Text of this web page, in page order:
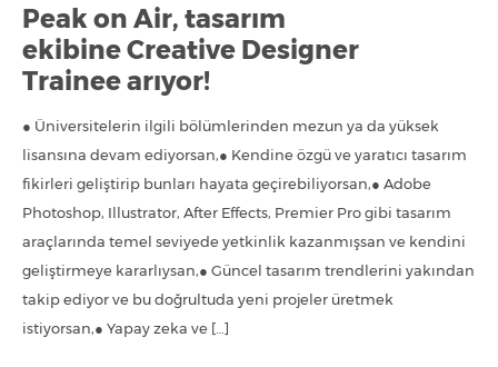
Peak on Air, tasarım
ekibine Creative Designer
Trainee arıyor!
● Üniversitelerin ilgili bölümlerinden mezun ya da yüksek
lisansına devam ediyorsan,● Kendine özgü ve yaratıcı tasarım
fikirleri geliştirip bunları hayata geçirebiliyorsan,● Adobe
Photoshop, Illustrator, After Effects, Premier Pro gibi tasarım
araçlarında temel seviyede yetkinlik kazanmışsan ve kendini
geliştirmeye kararlıysan,● Güncel tasarım trendlerini yakından
takip ediyor ve bu doğrultuda yeni projeler üretmek
istiyorsan,● Yapay zeka ve […]